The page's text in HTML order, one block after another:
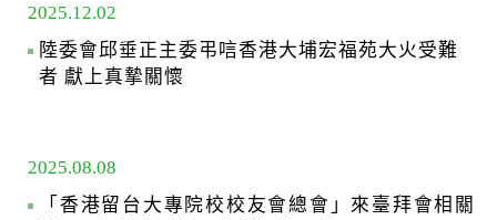
2025.12.02
陸委會邱垂正主委弔唁香港大埔宏福苑大火受難
者 獻上真摯關懷
2025.08.08
「香港留台大專院校校友會總會」來臺拜會相關